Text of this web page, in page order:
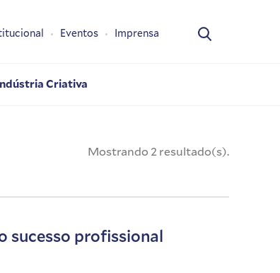
Criativa
Eventos Imprensa
Mostrando 2 resultado(s).
sucesso profissional